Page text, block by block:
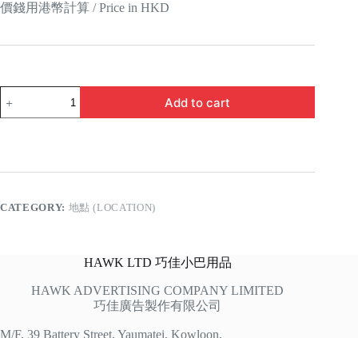
價錢用港幣計算 / Price in HKD
灣
Add to cart
CATEGORY: 地點 (LOCATION)
HAWK LTD 巧佳小巴用品
HAWK ADVERTISING COMPANY LIMITED
巧佳廣告製作有限公司
M/F, 39 Battery Street, Yaumatei, Kowloon.